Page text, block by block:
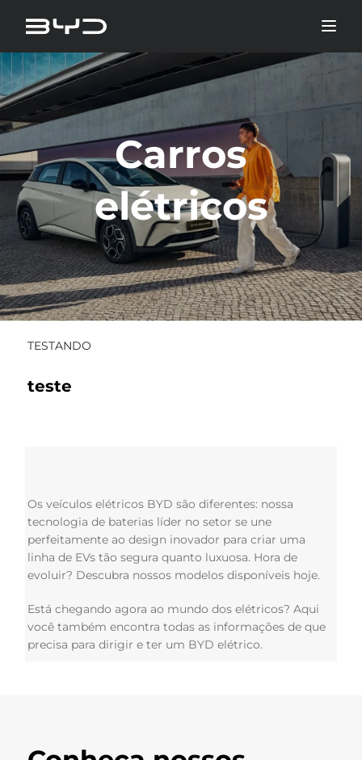
Carros
elétricos
TESTANDO
teste
Os veículos elétricos BYD são diferentes: nossa
tecnologia de baterias líder no setor se une
perfeitamente ao design inovador para criar uma
linha de EVs tão segura quanto luxuosa. Hora de
evoluir? Descubra nossos modelos disponíveis hoje.
Está chegando agora ao mundo dos elétricos? Aqui
você também encontra todas as informações de que
precisa para dirigir e ter um BYD elétrico.